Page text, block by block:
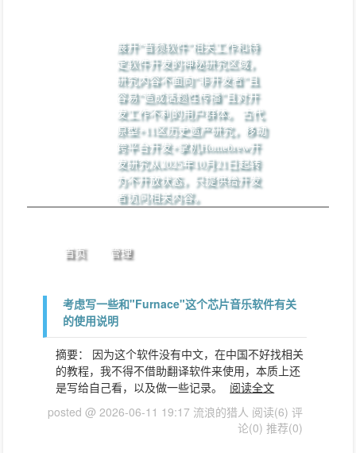
展开“音频软件”相关工作和特
定软件开发的神秘研究区域，
研究内容不面向“非开发者”且
容易“造成话题性传播”且对开
发工作不利的用户群体。 古代
原型+11区历史遗产研究，移动
跨平台开发+掌机Homebrew开
发研究从2025年10月21日起转
为不开放状态，只提供给开发
者访问相关内容。
首页 管理
考虑写一些和"Furnace"这个芯片音乐软件有关
的使用说明
摘要： 因为这个软件没有中文，在中国不好找相关
的教程，我不得不借助翻译软件来使用，本质上还
是写给自己看，以及做一些记录。
阅读全文
posted @ 2026-06-11 19:17 流浪的猎人 阅读(6) 评
论(0) 推荐(0)